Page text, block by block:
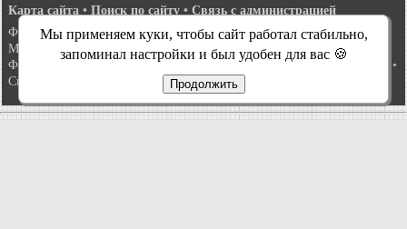
Карта сайта • Поиск по сайту • Связь с администрацией
Фокус 1• Фокус Турнир 1•Фокус 2•Мондео 1•Мондео 1 и 2•
Мондео 2•Мондео 3•Мондео 4•Эскорт 3•Эскорт 4 •Эскорт 5
Фиеста 2
Таурус 1 и 2 Фьюжн • Скорпио 1
•
Сиерра
Мы применяем куки, чтобы сайт работал стабильно,
запоминал настройки и был удобен для вас 🍪
Продолжить